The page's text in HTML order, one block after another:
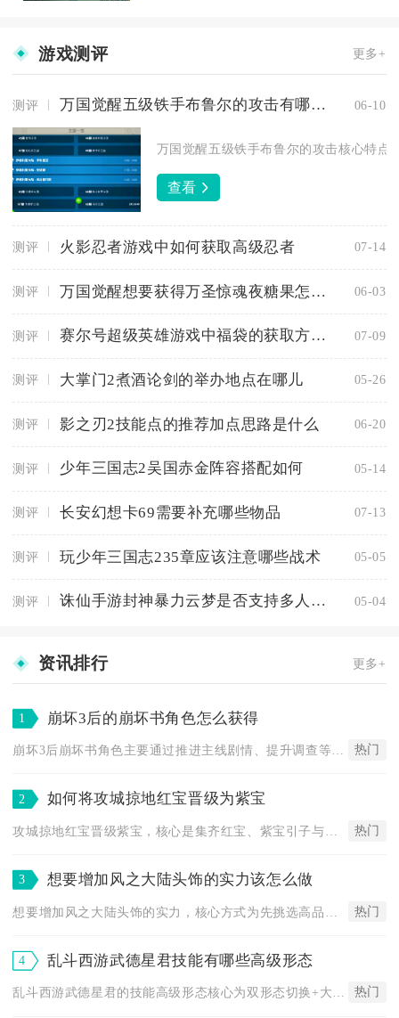
游戏测评 更多+
测评 万国觉醒五级铁手布鲁尔的攻击有哪些特点 06-10
万国觉醒五级铁手布鲁尔的攻击核心特点
查看
测评 火影忍者游戏中如何获取高级忍者 07-14
测评 万国觉醒想要获得万圣惊魂夜糖果怎么办 06-03
测评 赛尔号超级英雄游戏中福袋的获取方式是什么 07-09
测评 大掌门2煮酒论剑的举办地点在哪儿 05-26
测评 影之刃2技能点的推荐加点思路是什么 06-20
测评 少年三国志2吴国赤金阵容搭配如何 05-14
测评 长安幻想卡69需要补充哪些物品 07-13
测评 玩少年三国志235章应该注意哪些战术 05-05
测评 诛仙手游封神暴力云梦是否支持多人对战 05-04
资讯排行 更多+
1 崩坏3后的崩坏书角色怎么获得
热门
2 如何将攻城掠地红宝晋级为紫宝
热门
3 想要增加风之大陆头饰的实力该怎么做
热门
4 乱斗西游武德星君技能有哪些高级形态
乱斗西游武德星君的技能高级形态核心为双形态切换+大招变身+觉... 热门